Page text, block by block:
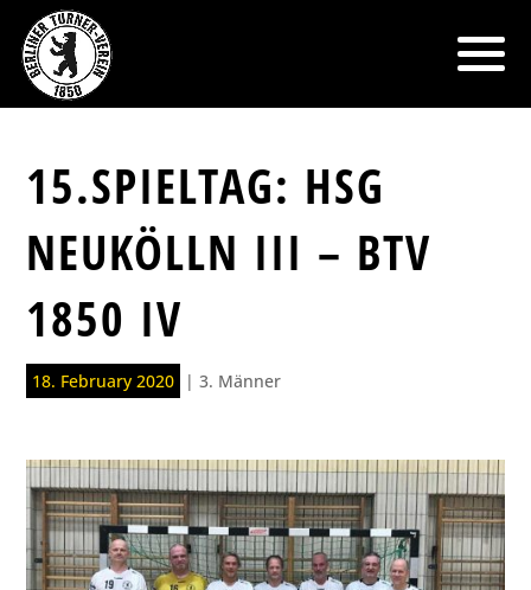
15.SPIELTAG: HSG
NEUKÖLLN III – BTV
1850 IV
18. February 2020 |3. Männer